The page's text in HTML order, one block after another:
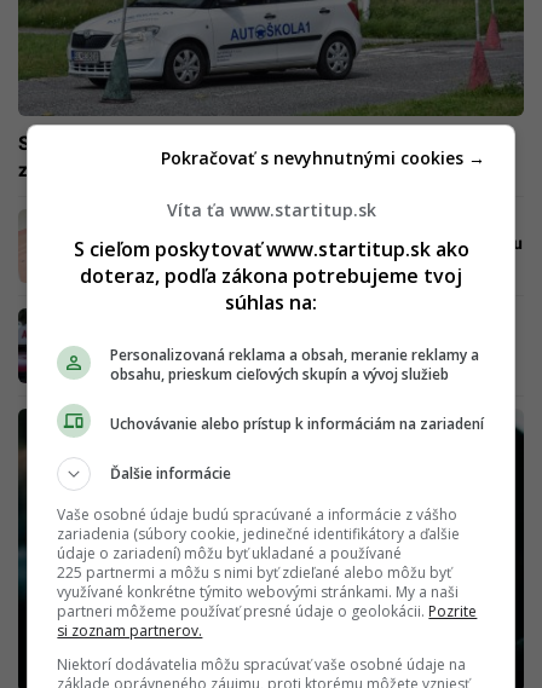
Skvelé správy: Slováci budú môcť získať vodičák
zadarmo, požiadať môžu aj zamestnanci
Vodičský preukaz budeš možno môcť opäť
získať úplne zadarmo. Štát pripravuje novinku
vyššia
Víta ťa www.startitup.sk
S cieľom poskytovať www.startitup.sk ako
doteraz, podľa zákona potrebujeme tvoj
súhlas na:
Personalizovaná reklama a obsah, meranie reklamy a
obsahu, prieskum cieľových skupín a vývoj služieb
Uchovávanie alebo prístup k informáciám na zariadení
Ďalšie informácie
Vaše osobné údaje budú spracúvané a informácie z vášho
zariadenia (súbory cookie, jedinečné identifikátory a ďalšie
údaje o zariadení) môžu byť ukladané a používané
225 partnermi a môžu s nimi byť zdieľané alebo môžu byť
využívané konkrétne týmito webovými stránkami. My a naši
partneri môžeme používať presné údaje o geolokácii. Pozrite
si zoznam partnerov.
Niektorí dodávatelia môžu spracúvať vaše osobné údaje na
základe oprávneného záujmu, proti ktorému môžete vzniesť
Pokračovať s nevyhnutnými cookies →